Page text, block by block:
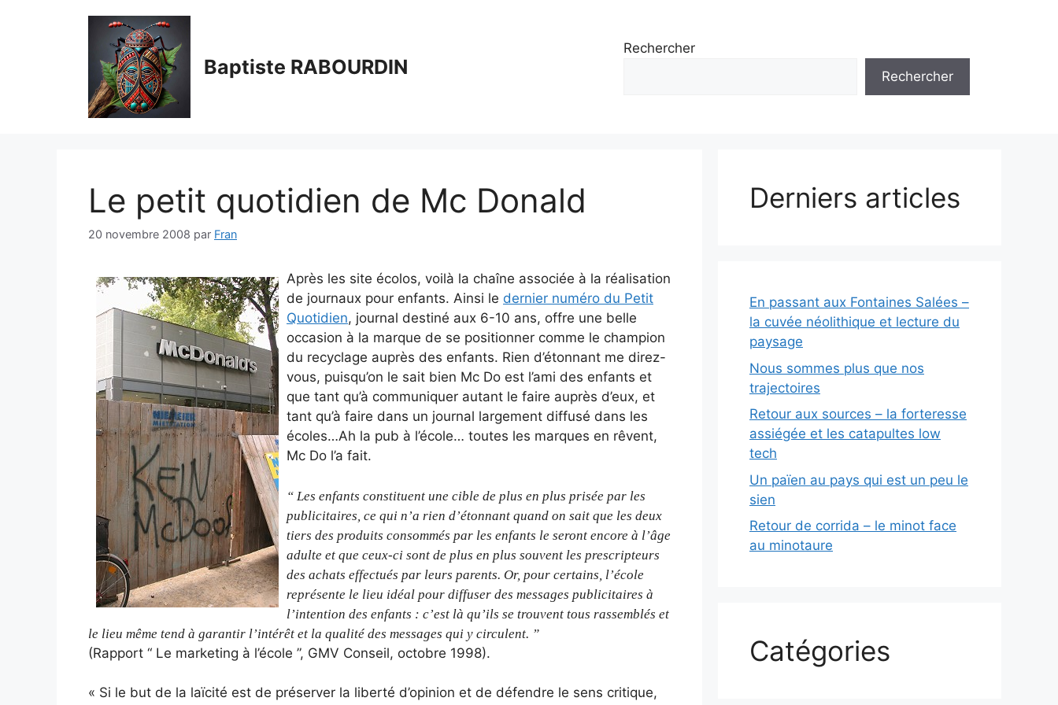
Baptiste RABOURDIN
Rechercher
Rechercher
Le petit quotidien de Mc Donald
20 novembre 2008 par Fran
Après les site écolos, voilà la chaîne associée à la réalisation
de journaux pour enfants. Ainsi le dernier numéro du Petit
Quotidien, journal destiné aux 6-10 ans, offre une belle
occasion à la marque de se positionner comme le champion
du recyclage auprès des enfants. Rien d’étonnant me direz-
vous, puisqu’on le sait bien Mc Do est l’ami des enfants et
que tant qu’à communiquer autant le faire auprès d’eux, et
tant qu’à faire dans un journal largement diffusé dans les
écoles…Ah la pub à l’école… toutes les marques en rêvent,
Mc Do l’a fait.
“ Les enfants constituent une cible de plus en plus prisée par les
publicitaires, ce qui n’a rien d’étonnant quand on sait que les deux
tiers des produits consommés par les enfants le seront encore à l’âge
adulte et que ceux-ci sont de plus en plus souvent les prescripteurs
des achats effectués par leurs parents. Or, pour certains, l’école
représente le lieu idéal pour diffuser des messages publicitaires à
l’intention des enfants : c’est là qu’ils se trouvent tous rassemblés et
le lieu même tend à garantir l’intérêt et la qualité des messages qui y circulent. ”
(Rapport “ Le marketing à l’école ”, GMV Conseil, octobre 1998).
« Si le but de la laïcité est de préserver la liberté d’opinion et de défendre le sens critique,
Derniers articles
En passant aux Fontaines Salées –
la cuvée néolithique et lecture du
paysage
Nous sommes plus que nos
trajectoires
Retour aux sources – la forteresse
assiégée et les catapultes low
tech
Un païen au pays qui est un peu le
sien
Retour de corrida – le minot face
au minotaure
Catégories